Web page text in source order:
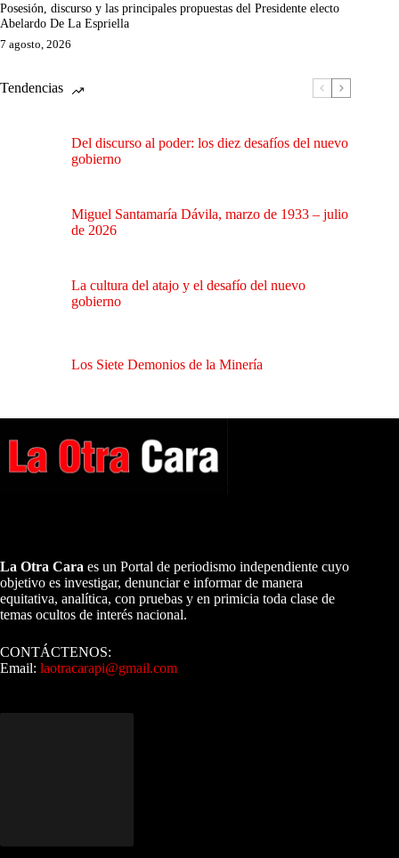
Posesión, discurso y las principales propuestas del Presidente electo
Abelardo De La Espriella
7 agosto, 2026
Tendencias
Del discurso al poder: los diez desafíos del nuevo
gobierno
Miguel Santamaría Dávila, marzo de 1933 – julio
de 2026
La cultura del atajo y el desafío del nuevo
gobierno
Los Siete Demonios de la Minería
La Otra Cara es un Portal de periodismo independiente cuyo
objetivo es investigar, denunciar e informar de manera
equitativa, analítica, con pruebas y en primicia toda clase de
temas ocultos de interés nacional.
CONTÁCTENOS:
Email: laotracarapi@gmail.com